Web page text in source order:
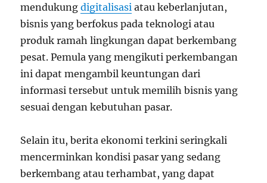
mendukungdigitalisasi atau keberlanjutan,
bisnis yang berfokus pada teknologi atau
produk ramah lingkungan dapat berkembang
pesat. Pemula yang mengikuti perkembangan
ini dapat mengambil keuntungan dari
informasi tersebut untuk memilih bisnis yang
sesuai dengan kebutuhan pasar.
Selain itu, berita ekonomi terkini seringkali
mencerminkan kondisi pasar yang sedang
berkembang atau terhambat, yang dapat